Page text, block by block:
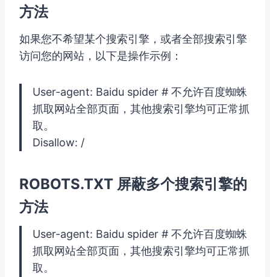
方法
如果您不希望某个搜索引擎，或者全部搜索引擎
访问您的网站，以下是操作示例：
User-agent: Baidu spider # 不允许百度蜘蛛
抓取网站全部页面，其他搜索引擎均可正常抓
取。
Disallow: /
ROBOTS.TXT 屏蔽多个搜索引擎的
方法
User-agent: Baidu spider # 不允许百度蜘蛛
抓取网站全部页面，其他搜索引擎均可正常抓
取。